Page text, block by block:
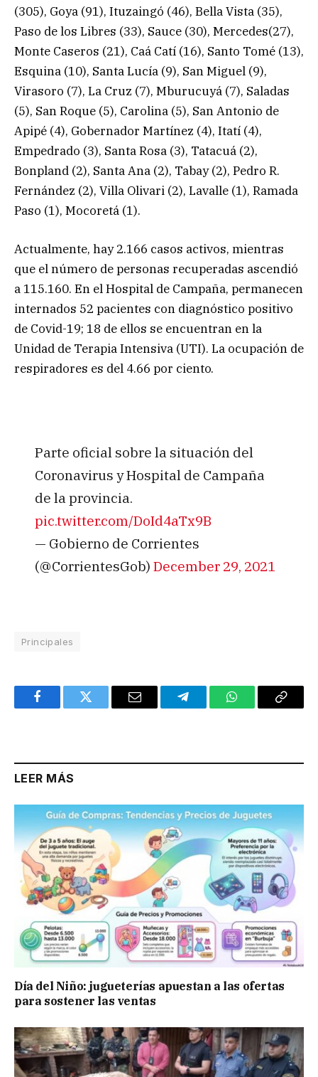
(305), Goya (91), Ituzaingó (46), Bella Vista (35),
Paso de los Libres (33), Sauce (30), Mercedes(27),
Monte Caseros (21), Caá Catí (16), Santo Tomé (13),
Esquina (10), Santa Lucía (9), San Miguel (9),
Virasoro (7), La Cruz (7), Mburucuyá (7), Saladas
(5), San Roque (5), Carolina (5), San Antonio de
Apipé (4), Gobernador Martínez (4), Itatí (4),
Empedrado (3), Santa Rosa (3), Tatacuá (2),
Bonpland (2), Santa Ana (2), Tabay (2), Pedro R.
Fernández (2), Villa Olivari (2), Lavalle (1), Ramada
Paso (1), Mocoretá (1).
Actualmente, hay 2.166 casos activos, mientras
que el número de personas recuperadas ascendió
a 115.160. En el Hospital de Campaña, permanecen
internados 52 pacientes con diagnóstico positivo
de Covid-19; 18 de ellos se encuentran en la
Unidad de Terapia Intensiva (UTI). La ocupación de
respiradores es del 4.66 por ciento.
Parte oficial sobre la situación del
Coronavirus y Hospital de Campaña
de la provincia.
pic.twitter.com/DoId4aTx9B
— Gobierno de Corrientes
(@CorrientesGob) December 29, 2021
Principales
FacebookTwitter Email TelegramWhatsAppCopy
LEER MÁS
Día del Niño: jugueterías apuestan a las ofertas
para sostener las ventas